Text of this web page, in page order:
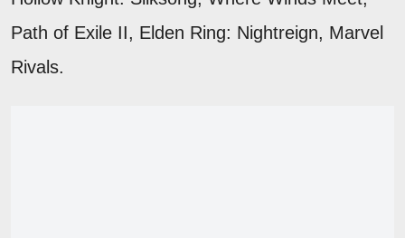
Path of Exile II, Elden Ring: Nightreign, Marvel
Rivals.